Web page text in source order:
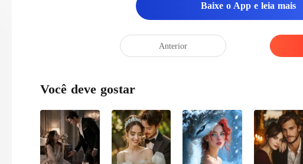
Baixe o App e leia mais
Anterior
Você deve gostar